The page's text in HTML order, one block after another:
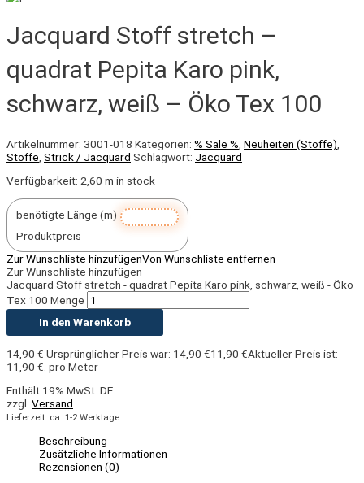
Jacquard Stoff stretch –
quadrat Pepita Karo pink,
schwarz, weiß – Öko Tex 100
Artikelnummer: 3001-018 Kategorien: % Sale % Neuheiten (Stoffe)
Stoffe Strick / Jacquard Schlagwort: Jacquard
Verfügbarkeit: 2,60 m in stock
benötigte Länge (m)
Produktpreis
Zur Wunschliste hinzufügenVon Wunschliste entfernen
Zur Wunschliste hinzufügen
Jacquard Stoff stretch - quadrat Pepita Karo pink, schwarz, weiß - Öko
Tex 100 Menge
In den Warenkorb
14,90€Ursprünglicher Preis war: 14,90 €11,90 €Aktueller Preis ist:
11,90 €. pro Meter
Enthält 19% MwSt. DE
zzgl. Versand
Lieferzeit: ca. 1-2 Werktage
Beschreibung
Zusätzliche Informationen
Rezensionen (0)